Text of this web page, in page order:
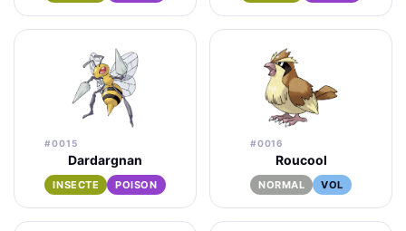
#0015
Dardargnan
INSECTE POISON
#0016
Roucool
NORMAL VOL